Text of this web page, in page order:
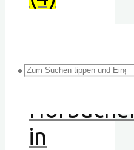
Suchen
Hörbücher
in